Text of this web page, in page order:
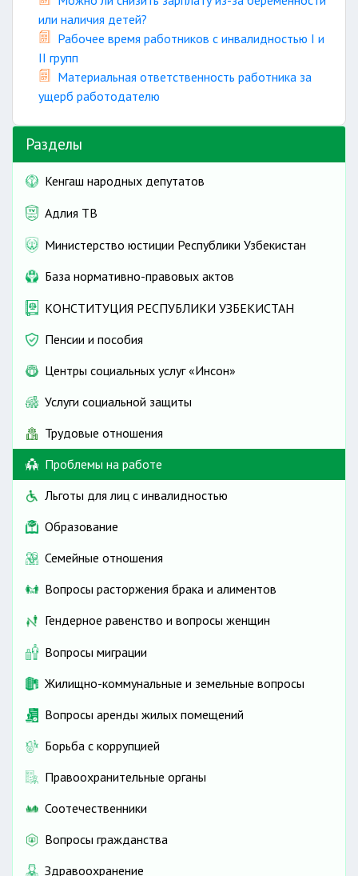
или наличия детей?
Рабочее время работников с инвалидностью I и
II групп
Материальная ответственность работника за
ущерб работодателю
Разделы
Кенгаш народных депутатов
Адлия ТВ
Министерство юстиции Республики Узбекистан
База нормативно-правовых актов
КОНСТИТУЦИЯ РЕСПУБЛИКИ УЗБЕКИСТАН
Пенсии и пособия
Центры социальных услуг «Инсон»
Услуги социальной защиты
Трудовые отношения
Проблемы на работе
Льготы для лиц с инвалидностью
Образование
Семейные отношения
Вопросы расторжения брака и алиментов
Гендерное равенство и вопросы женщин
Вопросы миграции
Жилищно-коммунальные и земельные вопросы
Вопросы аренды жилых помещений
Борьба с коррупцией
Правоохранительные органы
Соотечественники
Вопросы гражданства
Здравоохранение